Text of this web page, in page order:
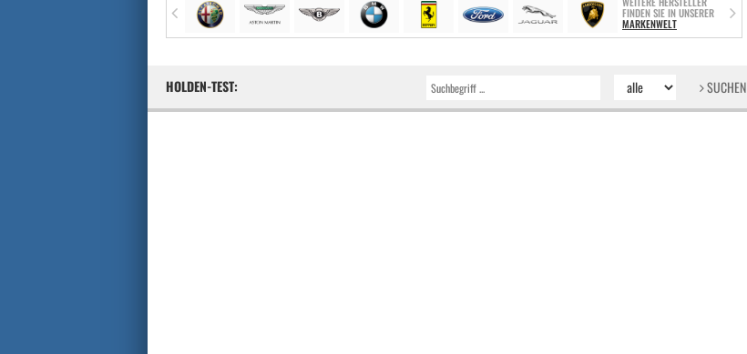
FINDEN SIE IN UNSERER
MARKENWELT
HOLDEN-TEST: SUCHEN